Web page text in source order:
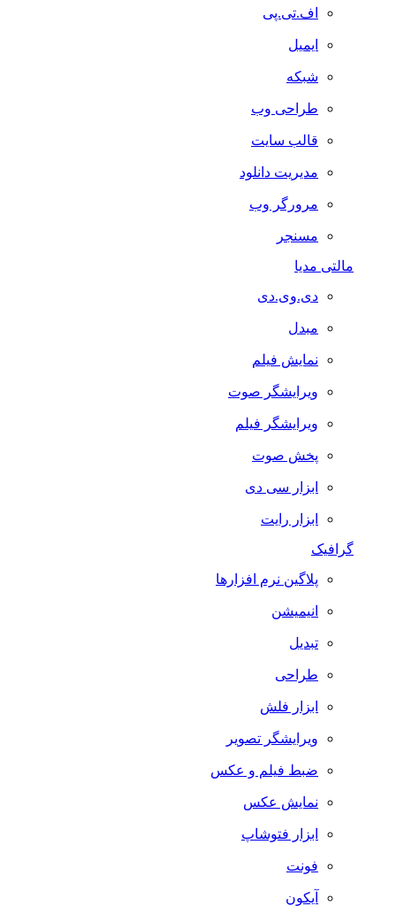
اف.تی.پی
ایمیل
شبکه
طراحی وب
قالب سایت
مدیریت دانلود
مرورگر وب
مسنجر
مالتی مدیا
دی.وی.دی
مبدل
نمایش فیلم
ویرایشگر صوت
ویرایشگر فیلم
پخش صوت
ابزار سی دی
ابزار رایت
گرافیک
پلاگین نرم افزارها
انیمیشن
تبدیل
طراحی
ابزار فلش
ویرایشگر تصویر
ضبط فيلم و عكس
نمایش عکس
ابزار فتوشاپ
فونت
آیکون